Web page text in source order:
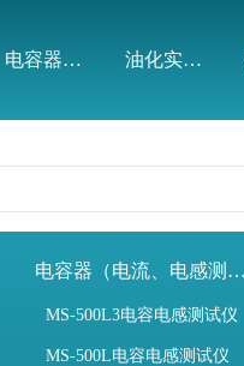
电容器（电流、电感测试） 油化实验室产品（绝缘油）
电容器（电流、电感测试）
MS-500L3电容电感测试仪
MS-500L电容电感测试仪